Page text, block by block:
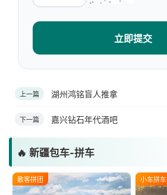
立即提交
上一篇 湖州鸿铭盲人推拿
下一篇 嘉兴钻石年代酒吧
🔥 新疆包车-拼车
散客拼团 小车拼车